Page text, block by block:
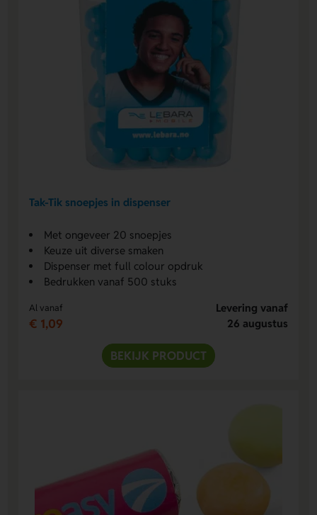
Tak-Tik snoepjes in dispenser
Met ongeveer 20 snoepjes
Keuze uit diverse smaken
Dispenser met full colour opdruk
Bedrukken vanaf 500 stuks
Al vanaf
€ 1,09
Levering vanaf
26 augustus
BEKIJK PRODUCT